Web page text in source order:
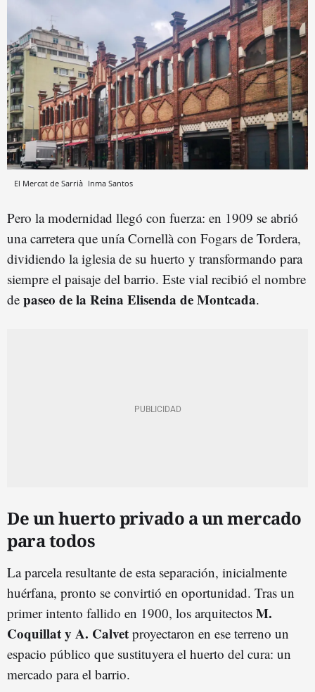
El Mercat de Sarrià Inma Santos
Pero la modernidad llegó con fuerza: en 1909 se abrió
una carretera que unía Cornellà con Fogars de Tordera,
dividiendo la iglesia de su huerto y transformando para
siempre el paisaje del barrio. Este vial recibió el nombre
de paseo de la Reina Elisenda de Montcada.
De un huerto privado a un mercado
para todos
La parcela resultante de esta separación, inicialmente
huérfana, pronto se convirtió en oportunidad. Tras un
primer intento fallido en 1900, los arquitectos M.
Coquillat y A. Calvet proyectaron en ese terreno un
espacio público que sustituyera el huerto del cura: un
mercado para el barrio.